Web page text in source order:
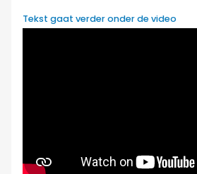
Tekst gaat verder onder de video